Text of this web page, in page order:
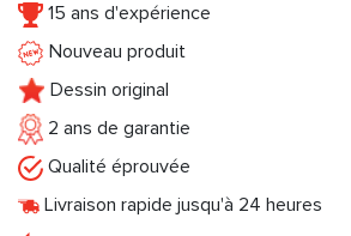
15 ans d'expérience
Nouveau produit
Dessin original
2 ans de garantie
Qualité éprouvée
Livraison rapide jusqu'à 24 heures